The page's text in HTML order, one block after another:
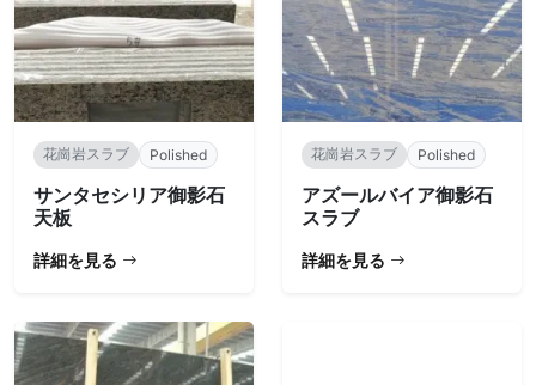
花崗岩スラブ Polished
サンタセシリア御影石
天板
詳細を見る
花崗岩スラブ Polished
アズールバイア御影石
スラブ
詳細を見る